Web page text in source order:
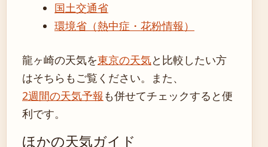
国土交通省
環境省（熱中症・花粉情報）
龍ヶ崎の天気を東京の天気と比較したい方
はそちらもご覧ください。また、
2週間の天気予報 も併せてチェックすると便
利です。
ほかの天気ガイド